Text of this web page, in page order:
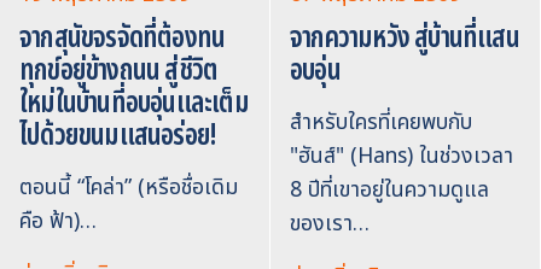
จากสุนัขจรจัดที่ต้องทน
ทุกข์อยู่ข้างถนน สู่ชีวิต
ใหม่ในบ้านที่อบอุ่นและเต็ม
ไปด้วยขนมแสนอร่อย!
ตอนนี้ “โคล่า” (หรือชื่อเดิม
คือ ฟ้า)…
จากความหวัง สู่บ้านที่แสน
อบอุ่น
สำหรับใครที่เคยพบกับ
"ฮันส์" (Hans) ในช่วงเวลา
8 ปีที่เขาอยู่ในความดูแล
ของเรา…